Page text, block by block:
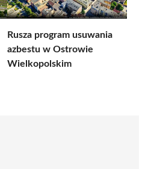
Rusza program usuwania
azbestu w Ostrowie
Wielkopolskim